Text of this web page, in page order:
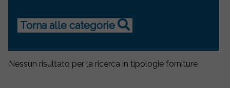
Torna alle categorie
Nessun risultato per la ricerca in tipologie forniture